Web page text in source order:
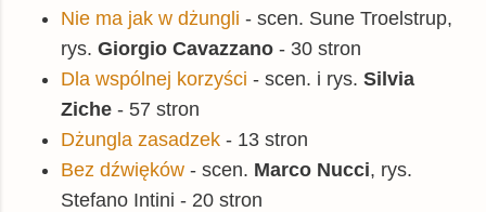
Nie ma jak w dżungli - scen. Sune Troelstrup,
rys. Giorgio Cavazzano - 30 stron
Dla wspólnej korzyści - scen. i rys. Silvia
Ziche - 57 stron
Dżungla zasadzek - 13 stron
Bez dźwięków - scen. Marco Nucci, rys.
Stefano Intini - 20 stron